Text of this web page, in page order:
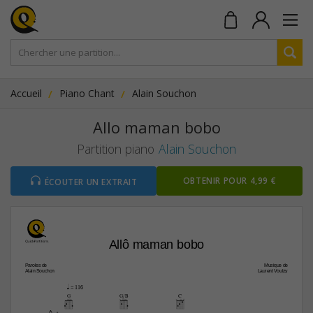
Accueil Piano Chant Alain Souchon
Allo maman bobo
Partition piano Alain Souchon
ÉCOUTER UN EXTRAIT OBTENIR POUR 4,99 €
Paroles de
Alain Souchon
Allô maman bobo
Musique de
Laurent Voulzy
G G/B C
q = 116